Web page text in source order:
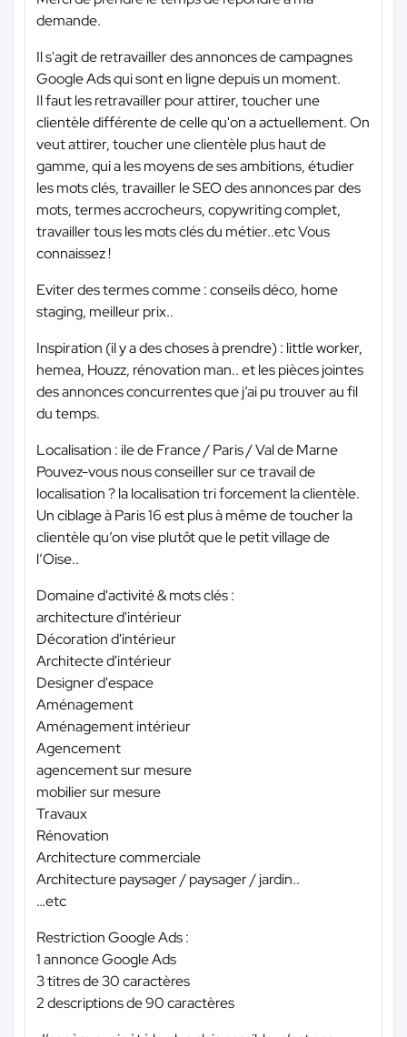
demande.
Il s'agit de retravailler des annonces de campagnes
Google Ads qui sont en ligne depuis un moment.
Il faut les retravailler pour attirer, toucher une
clientèle différente de celle qu'on a actuellement. On
veut attirer, toucher une clientèle plus haut de
gamme, qui a les moyens de ses ambitions, étudier
les mots clés, travailler le SEO des annonces par des
mots, termes accrocheurs, copywriting complet,
travailler tous les mots clés du métier..etc Vous
connaissez !
Eviter des termes comme : conseils déco, home
staging, meilleur prix..
Inspiration (il y a des choses à prendre) : little worker,
hemea, Houzz, rénovation man.. et les pièces jointes
des annonces concurrentes que j’ai pu trouver au fil
du temps.
Localisation : ile de France / Paris / Val de Marne
Pouvez-vous nous conseiller sur ce travail de
localisation ? la localisation tri forcement la clientèle.
Un ciblage à Paris 16 est plus à même de toucher la
clientèle qu’on vise plutôt que le petit village de
l’Oise..
Domaine d'activité & mots clés :
architecture d'intérieur
Décoration d'intérieur
Architecte d'intérieur
Designer d'espace
Aménagement
Aménagement intérieur
Agencement
agencement sur mesure
mobilier sur mesure
Travaux
Rénovation
Architecture commerciale
Architecture paysager / paysager / jardin..
…etc
Restriction Google Ads :
1 annonce Google Ads
3 titres de 30 caractères
2 descriptions de 90 caractères